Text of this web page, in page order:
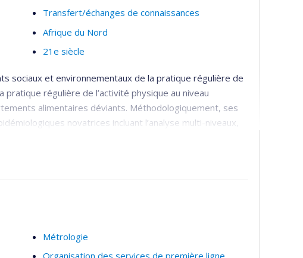
Transfert/échanges de connaissances
Afrique du Nord
21e siècle
sociaux et environnementaux de la pratique régulière de
régulière de l’activité physique au niveau
alimentaires déviants. Méthodologiquement, ses
novatrices incluant l’analyse multi-niveaux,
des expériences.
des quartiers peuvent influencer les habitudes de vie,
pour le mieux.
Métrologie
Organisation des services de première ligne